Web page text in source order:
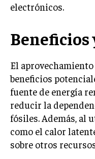
electrónicos.
Beneficios
El
beneficios
fuente de energía
reducir la
fósiles. Además, al
como el calor
sobre otros